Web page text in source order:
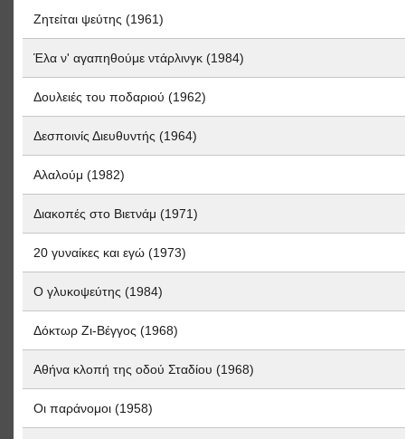
Ζητείται ψεύτης (1961)
Έλα ν' αγαπηθούμε ντάρλινγκ (1984)
Δουλειές του ποδαριού (1962)
Δεσποινίς Διευθυντής (1964)
Αλαλούμ (1982)
Διακοπές στο Βιετνάμ (1971)
20 γυναίκες και εγώ (1973)
Ο γλυκοψεύτης (1984)
Δόκτωρ Ζι-Βέγγος (1968)
Αθήνα κλοπή της οδού Σταδίου (1968)
Οι παράνομοι (1958)